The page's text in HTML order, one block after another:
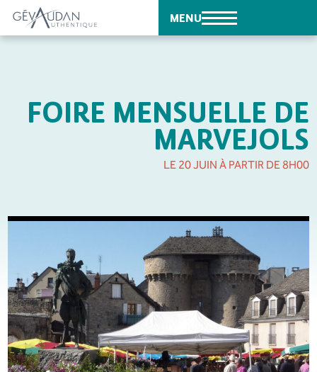
MENU
FOIRE MENSUELLE DE
MARVEJOLS
LE 20 JUIN À PARTIR DE 8H00